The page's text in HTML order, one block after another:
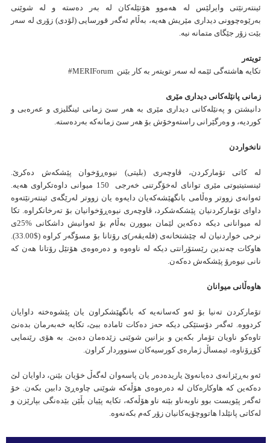
ئینته‌رنێتی وایرلێس له‌ هه‌موو هۆتێله‌كان له‌ به‌ر ده‌سته‌ و له‌ شوێنی
به‌رێوه‌چوونی دیداری مێریش هه‌یه‌، به‌ڵام ئه‌گه‌ر قورسایی (لۆدی) زۆری له‌ سه‌ر
بێت زۆر جێگای متمانه‌ نیه‌.
تویته‌ر
تكایه‌ هاشته‌گی ئێمه‌ له‌ سه‌ر تویته‌ر به‌ كار بێنن MERIForum#
زمانی پانێله‌كانی دیداری مێری
دانیشتن و په‌نێله‌كانی دیداری مێری به‌ هه‌ر سێ زمانی ئینگلیزی و عه‌ره‌بی و
كوردیه‌، و وه‌رگێرانی راسته‌وخۆش بۆ هه‌ر سێ زمانه‌كه‌ به‌رده‌سته‌.
نانخواردن
لە كاتی تۆماركردن، ڤاوچەری (بلیتی) نیوەڕۆخوان پێشكەش دەكرێ.
ئینستیتیوتی مێری توانای لەخۆگرتنی خەرجی 150 میوانی داوه‌تكراوی هەیە.
ئەوانەی زووتر وەڵامی بانگهێشەكەیان دایەوە یان زووتر لەرێگەی ئینتەرنێتەوە
داوای تۆماركردنیان پێشكەشكرد، ڤاوچەری نیوەڕۆخوانیان بۆ تەرخانكراوە. تكا
لە میوانانی دیكە دەكەین لێمان ببوورن بەڵام بۆ ئەوانیش داشكانی %25ی
نرخی خواردنیان لە چێشتخانەی (فلەیڤەر)ی رۆتانا بۆ مسۆگەر كراوە ($33.00).
هاوكات چه‌ندین رێستۆرانتی دیكە له‌ ناوه‌وه‌ و ده‌ره‌وه‌ی هۆتێل رۆتانا هەن كە
نانی نیوه‌رۆ پێشكەش دەكەن.
هاوەڵانی میوانان
تۆماركردن تەنیا بۆ ئەو كەسانەیە كە بانگهێشكراون یان پێشوەختە داوایان
كردووە. ئەگەر دۆستێكی دیكە حەز دەكات ئامادە ببێ، تكایە خەبەرمان بدەنێ
تاوەكو ناویان تۆمار بكەین و بزانین شوێنی زێدەمان دەبێ. بە هۆی رێنمایی
كۆڕۆناوە، ئیمساڵ ژمارەی كورسیەكان سنووردار كراون.
ئەو بەڕێزانەی دەیانەوێ یاریدەدەر یان پاسەوان لەگەڵ خۆیان بێنن، داوایان لێ
دەكەین كە هاوكارەكان لە دەرەوەی هۆڵەكە شوێنی چاوەڕێ دابین بكەن. خۆ
ئەگەر پێویست بوو ناوبەناو بێنە ناو هۆڵەكە، تكایە پێیان بڵێن بێدەنگی بپارێزن و
لەكاتی پانێلدا هاتووچۆیەكانیان زۆر كەم بكەنەوە.